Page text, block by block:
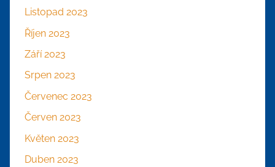
Listopad 2023
Říjen 2023
Září 2023
Srpen 2023
Červenec 2023
Červen 2023
Květen 2023
Duben 2023